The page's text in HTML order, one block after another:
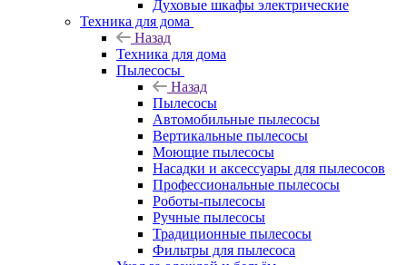
Духовые шкафы электрические
Техника для дома
Назад
Техника для дома
Пылесосы
Назад
Пылесосы
Автомобильные пылесосы
Вертикальные пылесосы
Моющие пылесосы
Насадки и аксессуары для пылесосов
Профессиональные пылесосы
Роботы-пылесосы
Ручные пылесосы
Традиционные пылесосы
Фильтры для пылесоса